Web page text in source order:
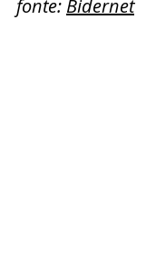
fonte: Bidernet